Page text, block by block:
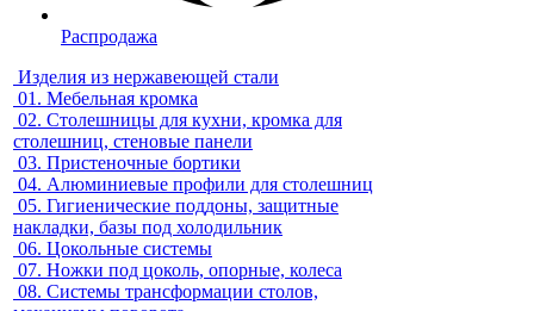
Распродажа
Изделия из нержавеющей стали
01. Мебельная кромка
02. Столешницы для кухни, кромка для
столешниц, стеновые панели
03. Пристеночные бортики
04. Алюминиевые профили для столешниц
05. Гигиенические поддоны, защитные
накладки, базы под холодильник
06. Цокольные системы
07. Ножки под цоколь, опорные, колеса
08. Системы трансформации столов,